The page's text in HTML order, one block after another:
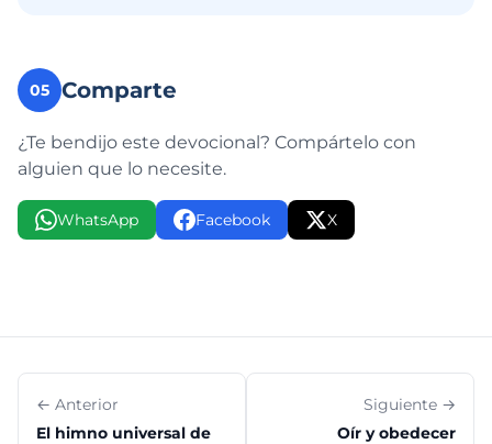
05 Comparte
¿Te bendijo este devocional? Compártelo con
alguien que lo necesite.
WhatsApp Facebook X
← Anterior
El himno universal de
Siguiente →
Oír y obedecer